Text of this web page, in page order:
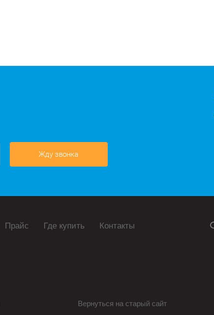
Жду звонка
Прайс Где купить Контакты
Вернуться на старый сайт